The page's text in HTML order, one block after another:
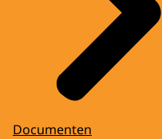
Documenten